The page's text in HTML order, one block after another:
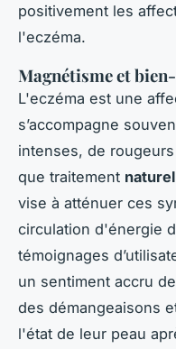
positivement les
l'eczéma.
Magnétisme et
L'eczéma est une
s’accompagne
intenses, de
que traitement
vise à atténuer ces
circulation d'énergie
témoignages
un sentiment accru
des démangeaisons
l'état de leur peau